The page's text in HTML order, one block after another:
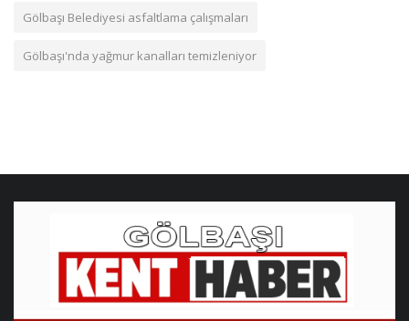
Gölbaşı Belediyesi asfaltlama çalışmaları
Gölbaşı'nda yağmur kanalları temizleniyor